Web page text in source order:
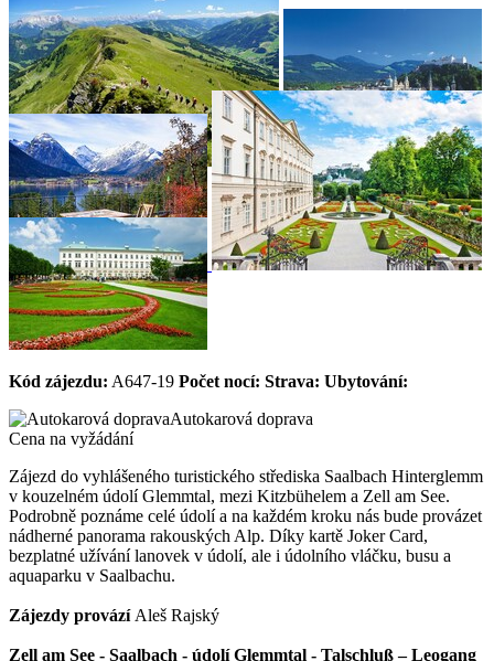
Kód zájezdu: A647-19 Počet nocí: Strava: Ubytování:
Autokarová doprava
Cena na vyžádání
Zájezd do vyhlášeného turistického střediska Saalbach Hinterglemm
v kouzelném údolí Glemmtal, mezi Kitzbühelem a Zell am See.
Podrobně poznáme celé údolí a na každém kroku nás bude provázet
nádherné panorama rakouských Alp. Díky kartě Joker Card,
bezplatné užívání lanovek v údolí, ale i údolního vláčku, busu a
aquaparku v Saalbachu.
Zájezdy provází Aleš Rajský
Zell am See - Saalbach - údolí Glemmtal - Talschluß – Leogang